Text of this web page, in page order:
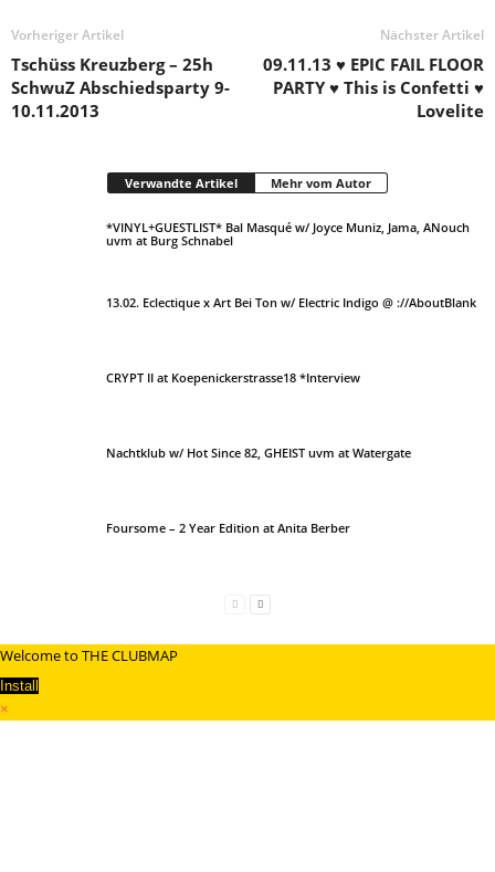
Vorheriger Artikel
Tschüss Kreuzberg – 25h
SchwuZ Abschiedsparty 9-
10.11.2013
Nächster Artikel
09.11.13 ♥ EPIC FAIL FLOOR
PARTY ♥ This is Confetti ♥
Lovelite
Verwandte Artikel Mehr vom Autor
*VINYL+GUESTLIST* Bal Masqué w/ Joyce Muniz, Jama, ANouch
uvm at Burg Schnabel
13.02. Eclectique x Art Bei Ton w/ Electric Indigo @ ://AboutBlank
CRYPT II at Koepenickerstrasse18 *Interview
Nachtklub w/ Hot Since 82, GHEIST uvm at Watergate
Foursome – 2 Year Edition at Anita Berber
Welcome to THE CLUBMAP
Install
×